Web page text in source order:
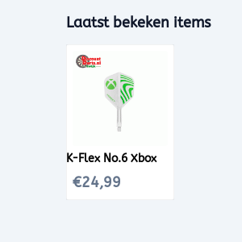
Laatst bekeken items
K-Flex No.6 Xbox
€24,99